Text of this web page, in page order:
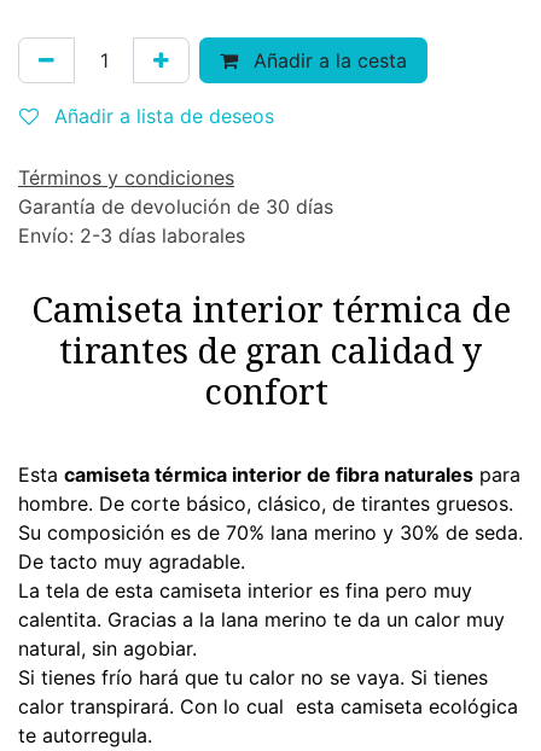
Añadir a la cesta
Añadir a lista de deseos
Términos y condiciones
Garantía de devolución de 30 días
Envío: 2-3 días laborales
Camiseta interior térmica de
tirantes de gran calidad y
confort
Esta camiseta térmica interior de fibra naturales para
hombre. De corte básico, clásico, de tirantes gruesos.
Su composición es de 70% lana merino y 30% de seda.
De tacto muy agradable.
La tela de esta camiseta interior es fina pero muy
calentita. Gracias a la lana merino te da un calor muy
natural, sin agobiar.
Si tienes frío hará que tu calor no se vaya. Si tienes
calor transpirará. Con lo cual esta camiseta ecológica
te autorregula.